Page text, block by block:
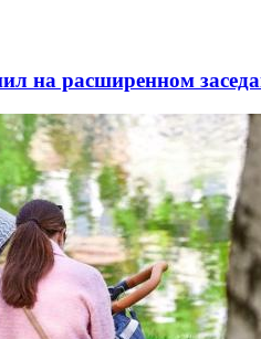
на расширенном